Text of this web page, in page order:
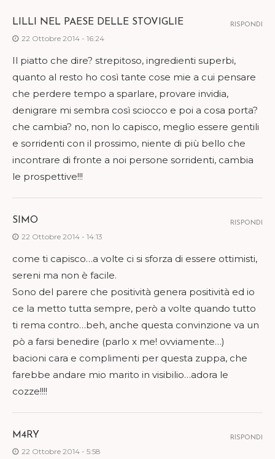
LILLI NEL PAESE DELLE STOVIGLIE
22 Ottobre 2014 - 16:24
Il piatto che dire? strepitoso, ingredienti superbi,
quanto al resto ho così tante cose mie a cui pensare
che perdere tempo a sparlare, provare invidia,
denigrare mi sembra così sciocco e poi a cosa porta?
che cambia? no, non lo capisco, meglio essere gentili
e sorridenti con il prossimo, niente di più bello che
incontrare di fronte a noi persone sorridenti, cambia
le prospettive!!!
RISPONDI
SIMO
22 Ottobre 2014 - 14:13
come ti capisco…a volte ci si sforza di essere ottimisti,
sereni ma non è facile.
Sono del parere che positività genera positività ed io
ce la metto tutta sempre, però a volte quando tutto
ti rema contro…beh, anche questa convinzione va un
pò a farsi benedire (parlo x me! ovviamente…)
bacioni cara e complimenti per questa zuppa, che
farebbe andare mio marito in visibilio…adora le
cozze!!!!
RISPONDI
M4RY
22 Ottobre 2014 - 5:58
RISPONDI